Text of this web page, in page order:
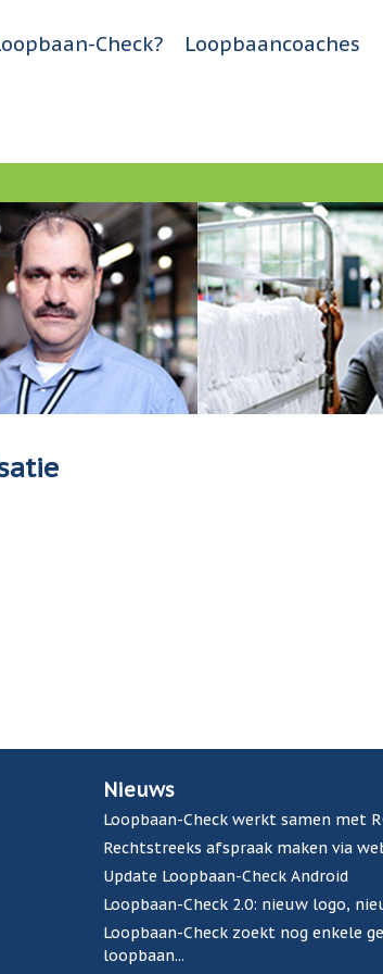
Check? Loopbaancoaches
Nieuws
Loopbaan-Check werkt samen met
Rechtstreeks afspraak maken via
Update Loopbaan-Check Android
Loopbaan-Check 2.0: nieuw logo,
Loopbaan-Check zoekt nog enkele
loopbaan...